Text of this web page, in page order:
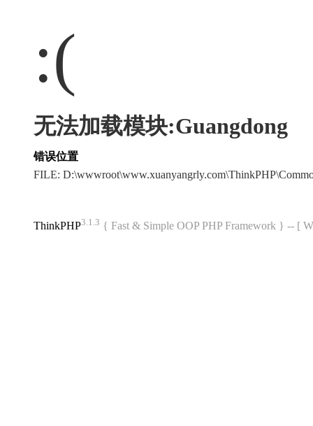
:(
无法加载模块:Guangdong
错误位置
FILE:
ThinkPHP3.1.3 { Fast & Simple OOP PHP Framework } -- [